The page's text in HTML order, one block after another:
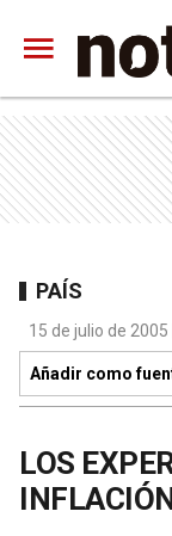
PAÍS
15 de julio de
Añadir como
LOS